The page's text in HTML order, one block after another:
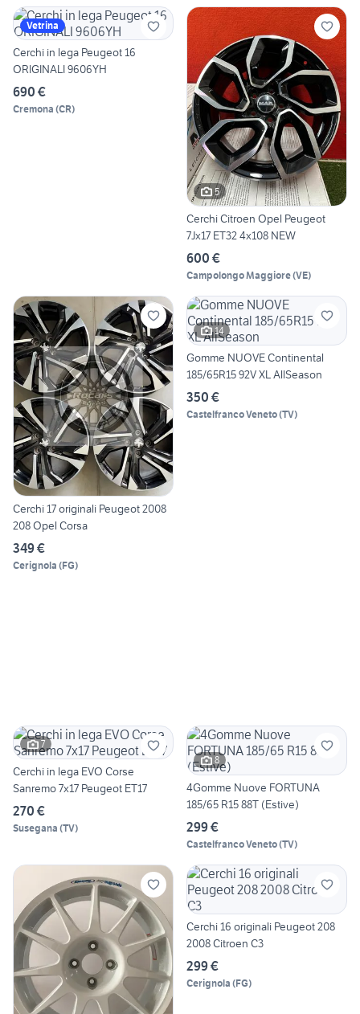
Vetrina
Cerchi in lega Peugeot 16
ORIGINALI 9606YH
690 €
Cremona (CR)
5
Cerchi Citroen Opel Peugeot
7Jx17 ET32 4x108 NEW
600 €
Campolongo Maggiore(VE)
Cerchi 17 originali Peugeot 2008
208 Opel Corsa
349 €
Cerignola (FG)
14
Gomme NUOVE Continental
185/65R15 92V XL AllSeason
350 €
Castelfranco Veneto(TV)
7
Cerchi in lega EVO Corse
Sanremo 7x17 Peugeot ET17
270 €
Susegana (TV)
8
4Gomme Nuove FORTUNA
185/65 R15 88T (Estive)
299 €
Castelfranco Veneto(TV)
Cerchi 16 originali Peugeot 208
2008 Citroen C3
299 €
Cerignola (FG)